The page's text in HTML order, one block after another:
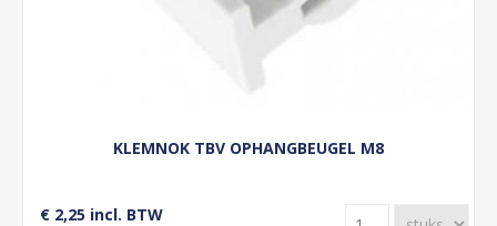
KLEMNOK TBV OPHANGBEUGEL M8
€ 2,25 incl. BTW